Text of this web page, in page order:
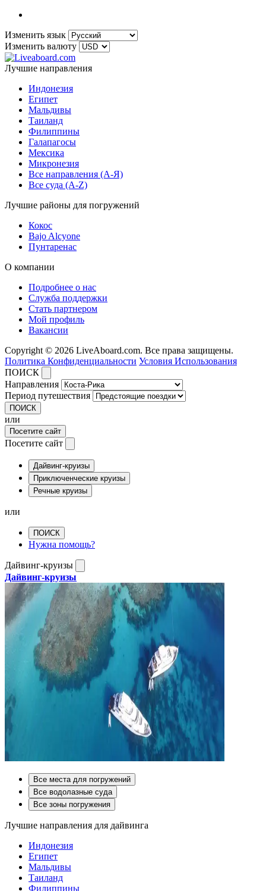
Изменить язык
Изменить валюту
Лучшие направления
Индонезия
Египет
Мальдивы
Таиланд
Филиппины
Галапагосы
Мексика
Микронезия
Все направления (A-Я)
Все суда (A-Z)
Лучшие районы для погружений
Кокос
Bajo Alcyone
Пунтаренас
О компании
Подробнее о нас
Служба поддержки
Стать партнером
Мой профиль
Вакансии
Copyright © 2026 LiveAboard.com. Все права защищены.
Политика Конфиденциальности Условия Использования
ПОИСК
Направления
Период путешествия
ПОИСК
или
Посетите сайт
Посетите сайт
Дайвинг-круизы
Приключенческие круизы
Речные круизы
или
ПОИСК
Нужна помощь?
Дайвинг-круизы
Дайвинг-круизы
Все места для погружений
Все водолазные суда
Все зоны погружения
Лучшие направления для дайвинга
Индонезия
Египет
Мальдивы
Таиланд
Филиппины